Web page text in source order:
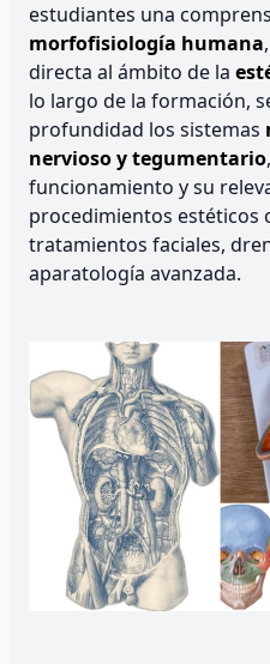
estudiantes una
morfofisiología humana
directa al ámbito de la
lo largo de la formación,
profundidad los sistemas
nervioso y tegumentario
funcionamiento y su
procedimientos estéticos
tratamientos faciales,
aparatología avanzada.